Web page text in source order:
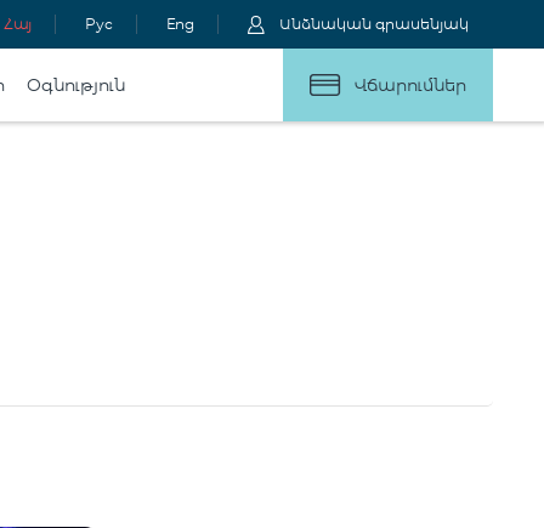
Հայ Рус Eng Անձնական գրասենյակ
Օգնություն Վճարումներ